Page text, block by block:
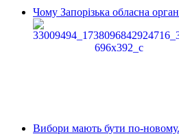
Чому Запорізька обласна
Вибори мають бути по-